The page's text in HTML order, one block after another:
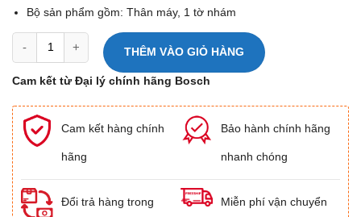
Bộ sản phẩm gồm: Thân máy, 1 tờ nhám
Máy chà nhám rung dùng pin Bosch GSS 18 V-LI số lượng
THÊM VÀO GIỎ HÀNG
Cam kết từ Đại lý chính hãng Bosch
Cam kết hàng chính
hãng
Bảo hành chính hãng
nhanh chóng
Đổi trả hàng trong Miễn phí vận chuyển